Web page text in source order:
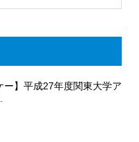
ー】平成27年度関東大学ア